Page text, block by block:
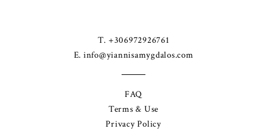
T. +306972926761
E. info@yiannisamygdalos.com
FAQ
Terms & Use
Privacy Policy